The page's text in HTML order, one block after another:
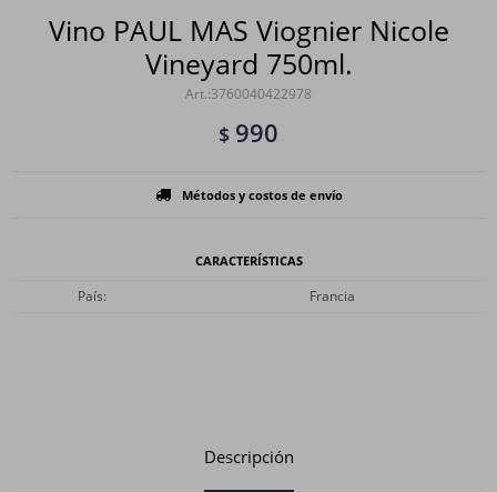
Vino PAUL MAS Viognier Nicole
Vineyard 750ml.
3760040422978
$ 990
Métodos y costos de envío
CARACTERÍSTICAS
País Francia
Descripción